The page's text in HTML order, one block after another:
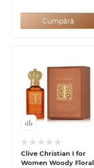
Cumpără
Clive Christian I for
Women Woody Floral